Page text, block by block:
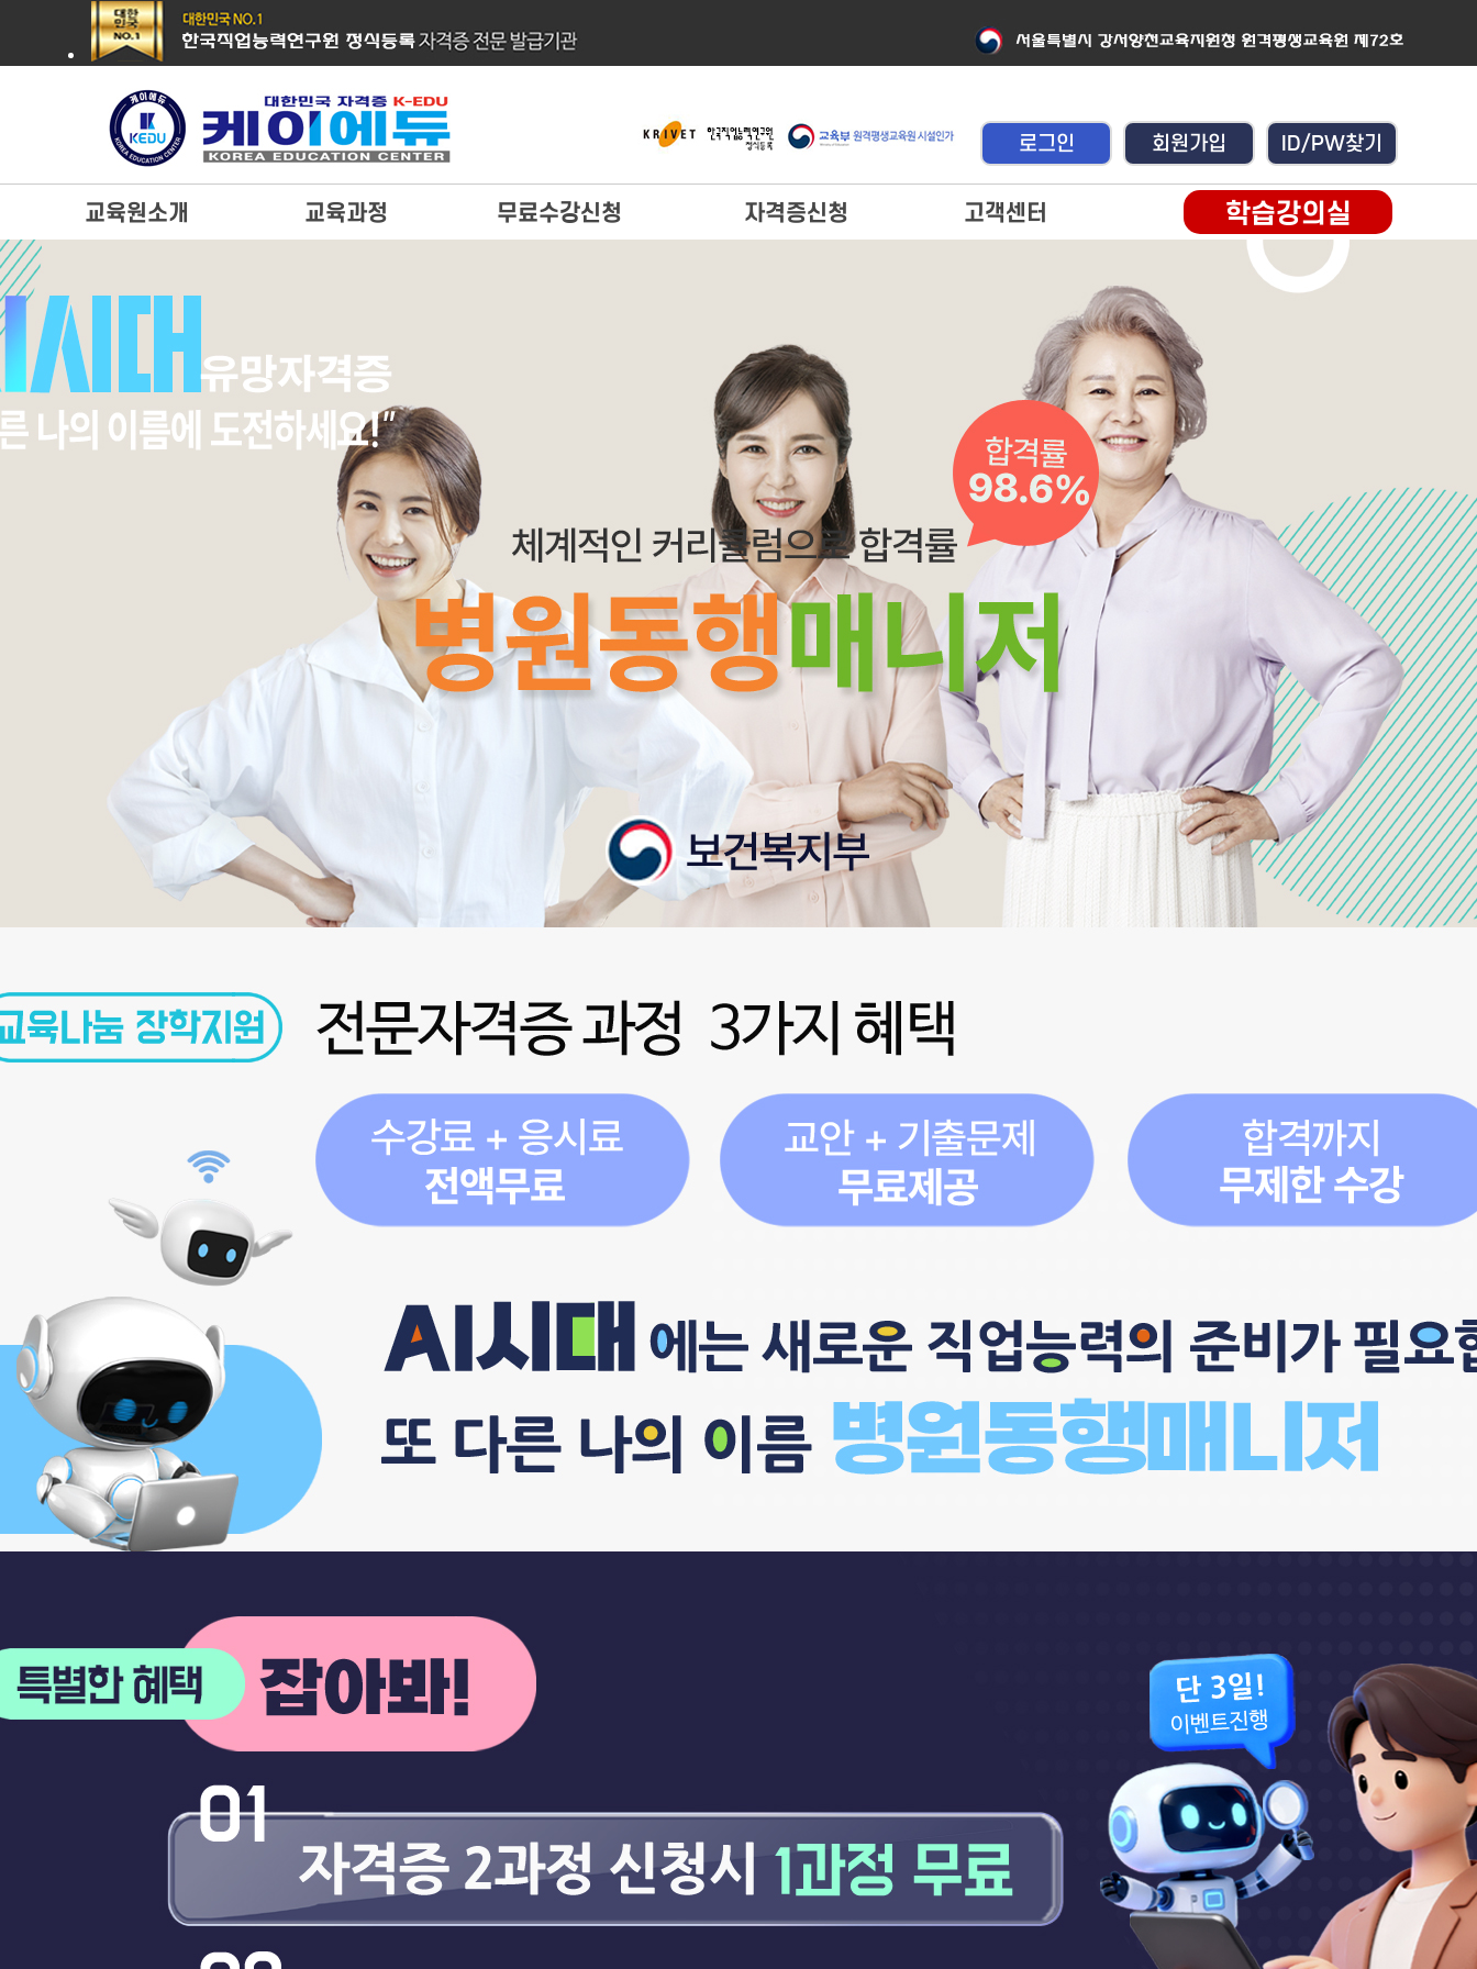
로그인 회원가입 ID/PW찾기
교육원소개 교육과정 무료수강신청 자격증신청 고객센터 학습강의실